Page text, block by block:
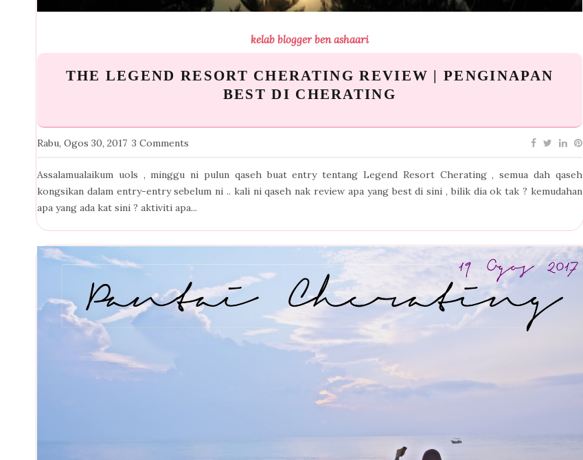
kelab blogger ben ashaari
THE LEGEND RESORT CHERATING REVIEW | PENGINAPAN
BEST DI CHERATING
Rabu, Ogos 30, 2017 3 Comments
Assalamualaikum uols , minggu ni pulun qaseh buat entry tentang Legend Resort Cherating , semua dah qaseh
kongsikan dalam entry-entry sebelum ni .. kali ni qaseh nak review apa yang best di sini , bilik dia ok tak ? kemudahan
apa yang ada kat sini ? aktiviti apa...